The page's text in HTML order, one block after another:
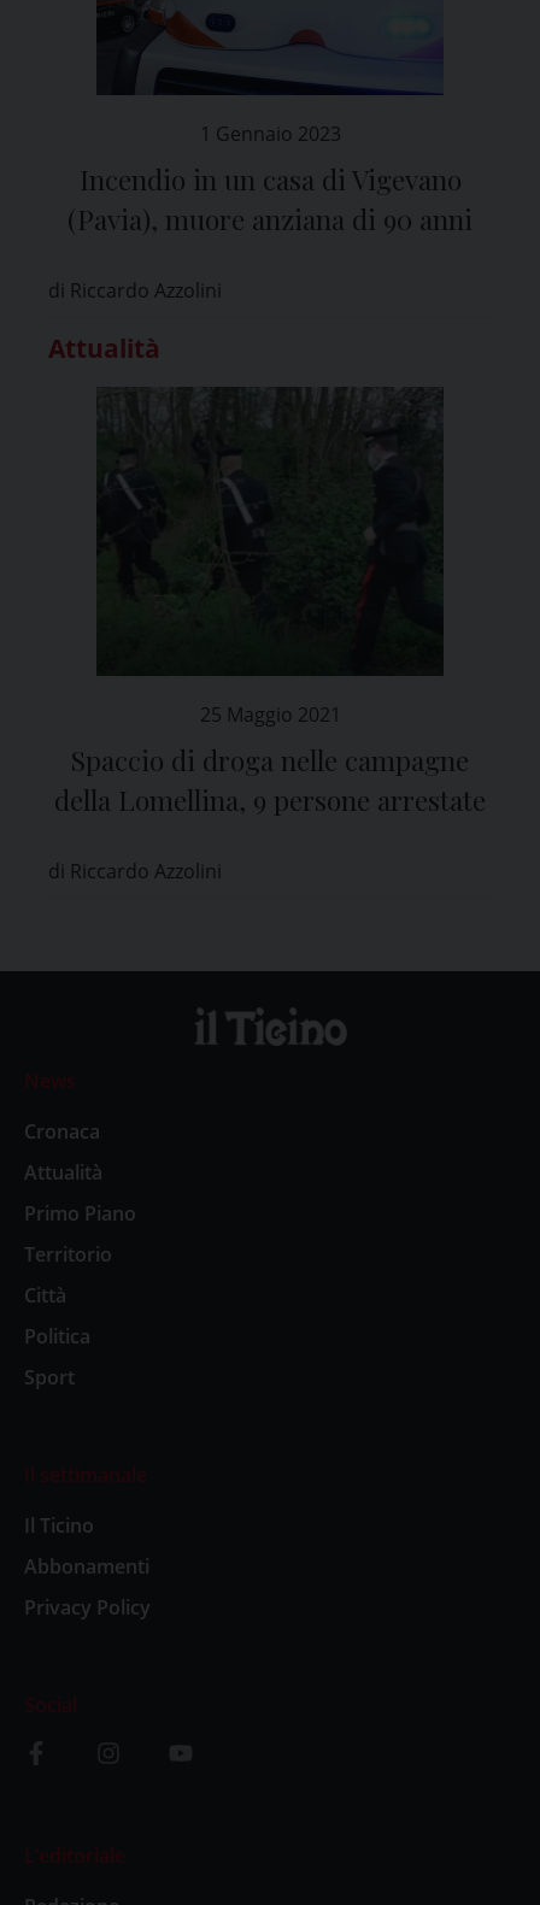
1 Gennaio 2023
Incendio in un casa di Vigevano
(Pavia), muore anziana di 90 anni
di Riccardo Azzolini
Attualità
25 Maggio 2021
Spaccio di droga nelle campagne
della Lomellina, 9 persone arrestate
di Riccardo Azzolini
News
Cronaca
Attualità
Primo Piano
Territorio
Città
Politica
Sport
Il settimanale
Il Ticino
Abbonamenti
Privacy Policy
Social
L’editoriale